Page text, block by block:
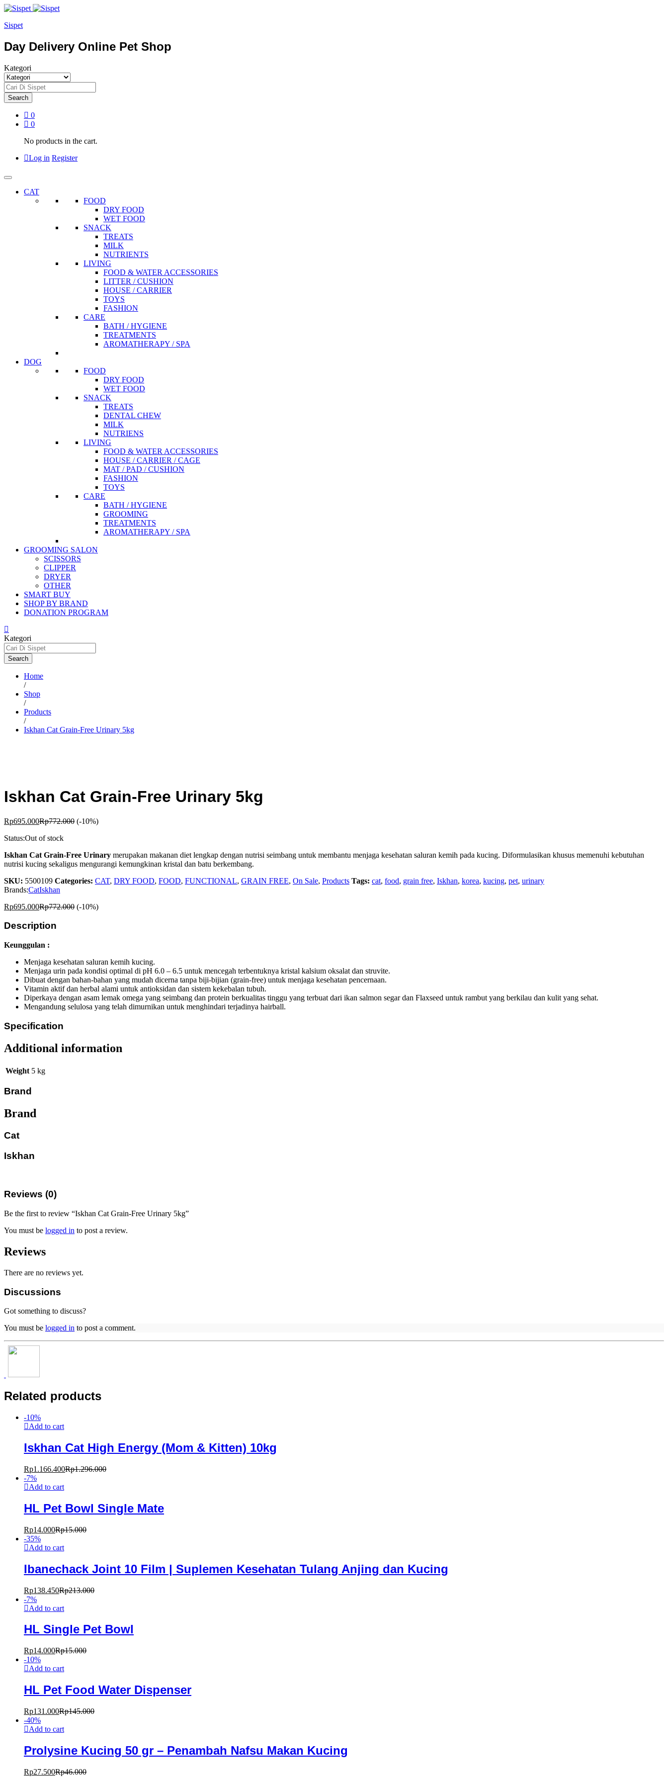
Sispet
Day Delivery Online Pet Shop
Kategori
Search
0
0
No products in the cart.
Log in Register
CAT
FOOD
DRY FOOD
WET FOOD
SNACK
TREATS
MILK
NUTRIENTS
LIVING
FOOD & WATER ACCESSORIES
LITTER / CUSHION
HOUSE / CARRIER
TOYS
FASHION
CARE
BATH / HYGIENE
TREATMENTS
AROMATHERAPY / SPA
DOG
FOOD
DRY FOOD
WET FOOD
SNACK
TREATS
DENTAL CHEW
MILK
NUTRIENS
LIVING
FOOD & WATER ACCESSORIES
HOUSE / CARRIER / CAGE
MAT / PAD / CUSHION
FASHION
TOYS
CARE
BATH / HYGIENE
GROOMING
TREATMENTS
AROMATHERAPY / SPA
GROOMING SALON
SCISSORS
CLIPPER
DRYER
OTHER
SMART BUY
SHOP BY BRAND
DONATION PROGRAM
Kategori
Search
Home
/
Shop
/
Products
/
Iskhan Cat Grain-Free Urinary 5kg
Iskhan Cat Grain-Free Urinary 5kg
Rp695.000Rp772.000 (-10%)
Status:Out of stock
Iskhan Cat Grain-Free Urinary merupakan makanan diet lengkap dengan nutrisi seimbang untuk membantu menjaga kesehatan saluran kemih pada kucing. Diformulasikan khusus memenuhi kebutuhan
nutrisi kucing sekaligus mengurangi kemungkinan kristal dan batu berkembang.
SKU: 5500109 Categories: CAT, DRY FOOD, FOOD, FUNCTIONAL, GRAIN FREE, On Sale, Products Tags: cat, food, grain free, Iskhan, korea, kucing, pet, urinary
Brands:CatIskhan
Rp695.000Rp772.000 (-10%)
Description
Keunggulan :
Menjaga kesehatan saluran kemih kucing.
Menjaga urin pada kondisi optimal di pH 6.0 – 6.5 untuk mencegah terbentuknya kristal kalsium oksalat dan struvite.
Dibuat dengan bahan-bahan yang mudah dicerna tanpa biji-bijian (grain-free) untuk menjaga kesehatan pencernaan.
Vitamin aktif dan herbal alami untuk antioksidan dan sistem kekebalan tubuh.
Diperkaya dengan asam lemak omega yang seimbang dan protein berkualitas tinggu yang terbuat dari ikan salmon segar dan Flaxseed untuk rambut yang berkilau dan kulit yang sehat.
Mengandung selulosa yang telah dimurnikan untuk menghindari terjadinya hairball.
Specification
Additional information
Weight 5 kg
Brand
Brand
Cat
Iskhan
Reviews (0)
Be the first to review “Iskhan Cat Grain-Free Urinary 5kg”
You must be logged in to post a review.
Reviews
There are no reviews yet.
Discussions
Got something to discuss?
You must be logged in to post a comment.
Related products
-10%
Add to cart
Iskhan Cat High Energy (Mom & Kitten) 10kg
Rp1.166.400Rp1.296.000
-7%
Add to cart
HL Pet Bowl Single Mate
Rp14.000Rp15.000
-35%
Add to cart
Ibanechack Joint 10 Film | Suplemen Kesehatan Tulang Anjing dan Kucing
Rp138.450Rp213.000
-7%
Add to cart
HL Single Pet Bowl
Rp14.000Rp15.000
-10%
Add to cart
HL Pet Food Water Dispenser
Rp131.000Rp145.000
-40%
Add to cart
Prolysine Kucing 50 gr – Penambah Nafsu Makan Kucing
Rp27.500Rp46.000